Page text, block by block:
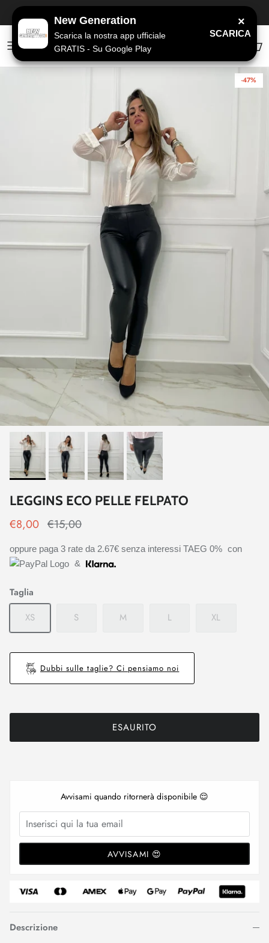
×
New Generation
Scarica la nostra app ufficiale
GRATIS - Su Google Play
SCARICA
Passa ai contenuti
Account
-47%
LEGGINS ECO PELLE FELPATO
€8,00 €15,00
oppure paga 3 rate da 2.67€ senza interessi TAEG 0% con
&
Taglia
XS
S M L XL
Dubbi sulle taglie? Ci pensiamo noi
ESAURITO
Avvisami quando ritornerà disponibile 😌
AVVISAMI 😍
Descrizione